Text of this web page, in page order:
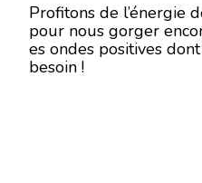
Profitons de l’énergie
pour nous gorger
es ondes positives
besoin !